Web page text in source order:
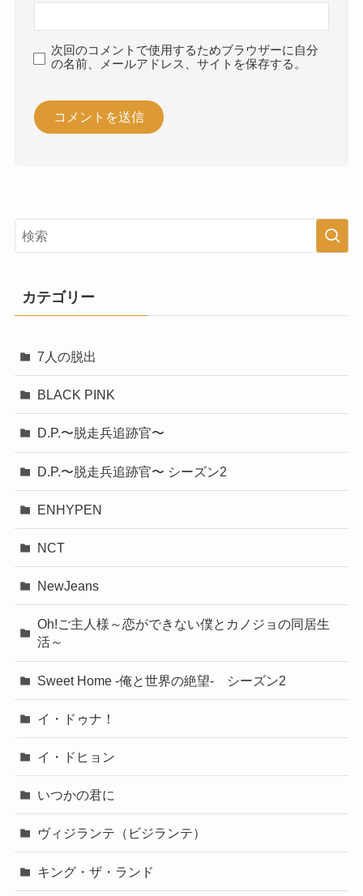
次回のコメントで使用するためブラウザーに自分
の名前、メールアドレス、サイトを保存する。
カテゴリー
7人の脱出
BLACK PINK
D.P.〜脱走兵追跡官〜
D.P.〜脱走兵追跡官〜 シーズン2
ENHYPEN
NCT
NewJeans
Oh!ご主人様～恋ができない僕とカノジョの同居生
活～
Sweet Home -俺と世界の絶望- シーズン2
イ・ドゥナ！
イ・ドヒョン
いつかの君に
ヴィジランテ（ビジランテ）
キング・ザ・ランド